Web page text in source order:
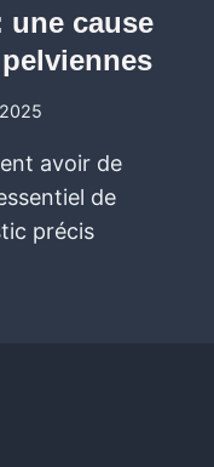
une cause
avoir de
de
précis